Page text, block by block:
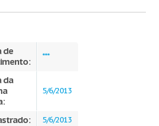
de
***
da
5/6/2013
5/6/2013